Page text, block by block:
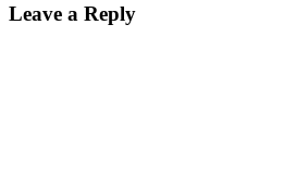
Leave a Reply